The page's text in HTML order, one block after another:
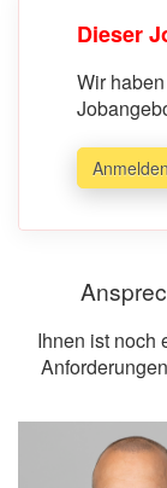
Dieser
Wir
Ihnen ist noch